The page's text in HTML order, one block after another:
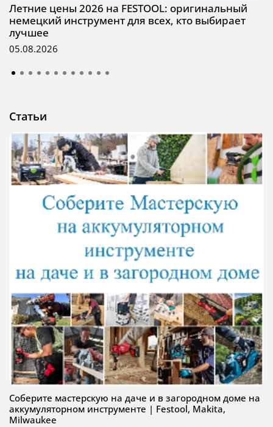
Летние цены 2026 на FESTOOL: оригинальный
немецкий инструмент для всех, кто выбирает
лучшее
05.08.2026
Статьи
Соберите мастерскую на даче и в загородном доме на
аккумуляторном инструменте | Festool, Makita,
Milwaukee